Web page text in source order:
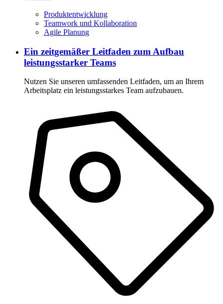
Produktentwicklung
Teamwork und Kollaboration
Agile Planung
Ein zeitgemäßer Leitfaden zum Aufbau
leistungsstarker Teams
Nutzen Sie unseren umfassenden Leitfaden, um an Ihrem
Arbeitsplatz ein leistungsstarkes Team aufzubauen.